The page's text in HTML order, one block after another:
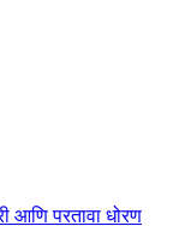
आणि परतावा धोरण